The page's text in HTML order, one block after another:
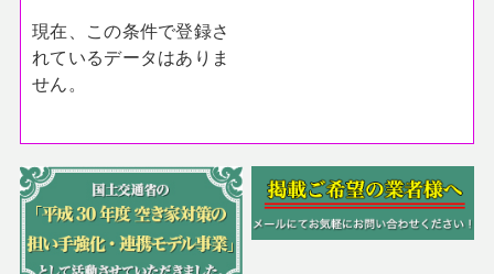
現在、この条件で登録さ
れているデータはありま
せん。